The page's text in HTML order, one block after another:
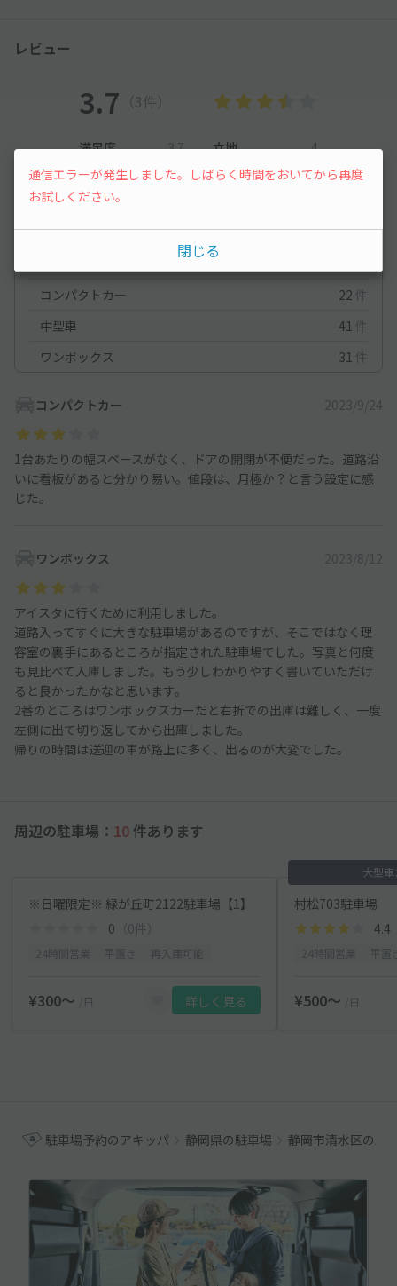
レビュー
3.7 （3件）
満足度 3.7 立地
4
停めやすさ
3 駐車料金
2.7
車種ごとの利用実績
オートバイ
0件
コンパクトカー
22 件
中型車
41 件
ワンボックス
31 件
コンパクトカー 2023/9/24
1台あたりの幅スペースがなく、ドアの開閉が不便だった。道路沿
いに看板があると分かり易い。値段は、月極か？と言う設定に感
じた。
ワンボックス 2023/8/12
アイスタに行くために利用しました。
道路入ってすぐに大きな駐車場があるのですが、そこではなく理
容室の裏手にあるところが指定された駐車場でした。写真と何度
も見比べて入庫しました。もう少しわかりやすく書いていただけ
ると良かったかなと思います。
2番のところはワンボックスカーだと右折での出庫は難しく、一度
左側に出て切り返してから出庫しました。
帰りの時間は送迎の車が路上に多く、出るのが大変でした。
周辺の駐車場： 10 件あります
※日曜限定※ 緑が丘町2122駐車場【1】
0 （0件）
¥300〜 /日 詳しく見る
大型
村松703駐車場
4.4
¥500〜 /日
駐車場予約のアキッパ 静岡県の駐車場 静岡市清水区の駐
通信エラーが発生しました。しばらく時間をおいてから再度
お試しください。
閉じる